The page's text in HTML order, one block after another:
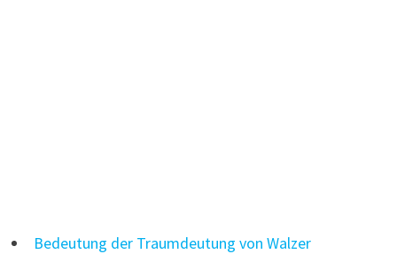
Bedeutung der Traumdeutung von Walzer